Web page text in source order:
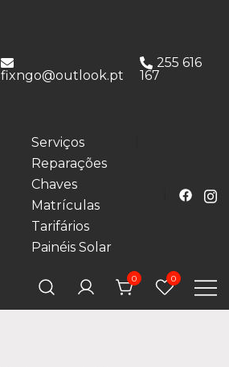
fixngo@outlook.pt
255 616
167
Serviços
Reparações
Chaves
Matrículas
Tarifários
Painéis Solar
0 0